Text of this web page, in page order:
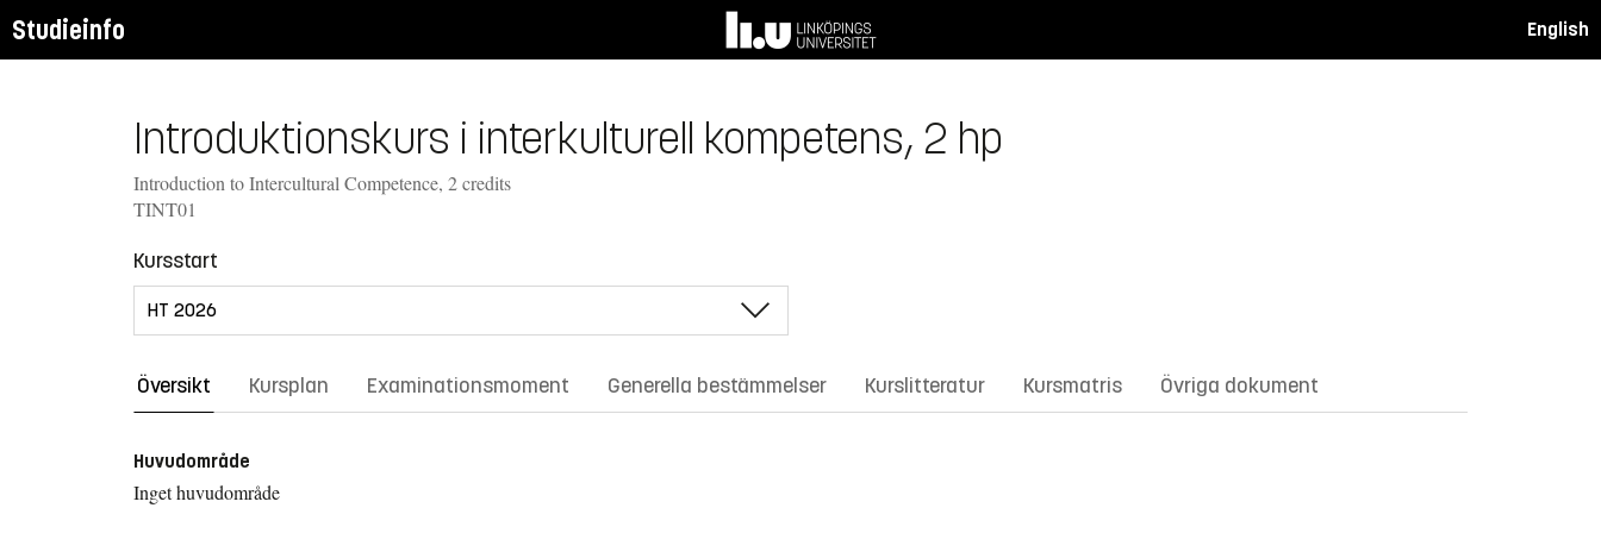
Studieinfo English
Introduktionskurs i interkulturell kompetens, 2 hp
Introduction to Intercultural Competence, 2 credits
TINT01
Kursstart
Översikt Kursplan Examinationsmoment Generella bestämmelser Kurslitteratur Kursmatris Övriga dokument
Huvudområde
Inget huvudområde